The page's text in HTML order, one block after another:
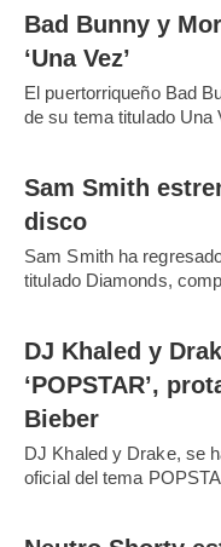
Bad Bunny y
‘Una Vez’
El puertorriqueño Bad
de su tema titulado
Sam Smith
disco
Sam Smith ha
titulado Diamonds,
DJ Khaled y
‘POPSTAR’,
Bieber
DJ Khaled y Drake, se
oficial del tema